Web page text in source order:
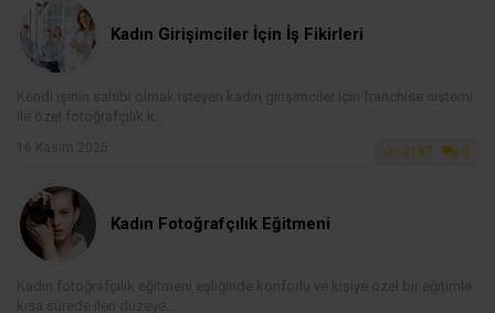
Kadın Girişimciler İçin İş Fikirleri
3187 0
Kadın Fotoğrafçılık Eğitmeni